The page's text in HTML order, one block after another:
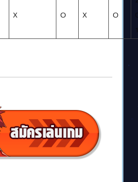
X O X O